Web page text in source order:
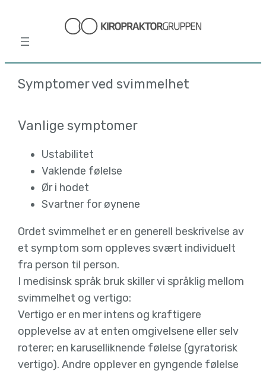
innhold
Symptomer ved svimmelhet
Vanlige symptomer
Ustabilitet
Vaklende følelse
Ør i hodet
Svartner for øynene
Ordet svimmelhet er en generell beskrivelse av
et symptom som oppleves svært individuelt
fra person til person.
I medisinsk språk bruk skiller vi språklig mellom
svimmelhet og vertigo:
Vertigo er en mer intens og kraftigere
opplevelse av at enten omgivelsene eller selv
roterer; en karuselliknende følelse (gyratorisk
vertigo). Andre opplever en gyngende følelse